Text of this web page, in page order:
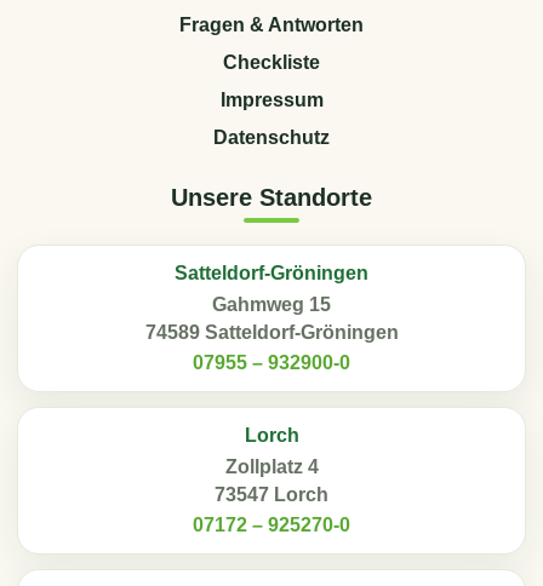
Fragen & Antworten
Checkliste
Impressum
Datenschutz
Unsere Standorte
Satteldorf-Gröningen
Gahmweg 15
74589 Satteldorf-Gröningen
07955 – 932900-0
Lorch
Zollplatz 4
73547 Lorch
07172 – 925270-0